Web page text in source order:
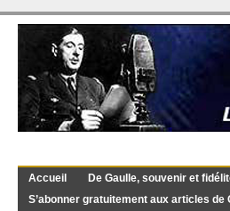
Accueil De Gaulle, souvenir et
S’abonner gratuitement aux articles de